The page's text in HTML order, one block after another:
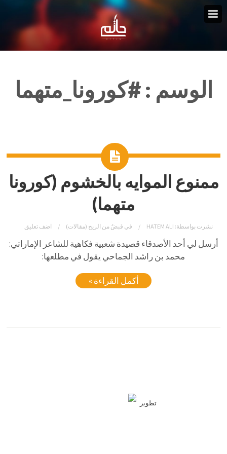
الوسم :#كورونا_متهما
ممنوع الموايه بالخشوم (كورونا
متهما)
نشرت بواسطة: HATEM ALI في قبضٌ من الريح (مقالات) اضف تعليق
أرسل لي أحد الأصدقاء قصيدة شعبية فكاهية للشاعر الإماراتي:
محمد بنراشد الجماحي يقول في مطلعها:
أكمل القراءة »
تطوير